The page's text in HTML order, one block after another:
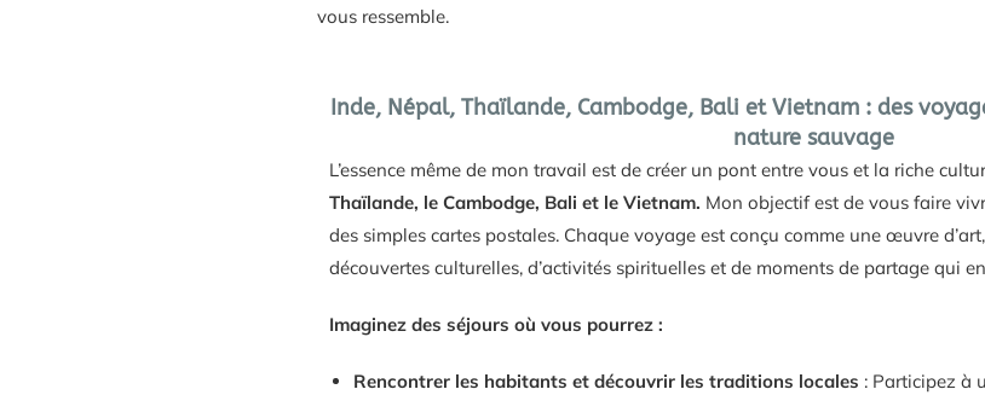
vous ressemble.
Inde, Népal, Thaïlande, Cambodge, Bali et Vietnam : des
nature sauvage
L’essence même de mon travail est de créer un pont entre vous et la riche
Thaïlande, le Cambodge, Bali et le Vietnam. Mon objectif est de vous faire
des simples cartes postales. Chaque voyage est conçu comme une œuvre
découvertes culturelles, d’activités spirituelles et de moments de partage qui
Imaginez des séjours où vous pourrez :
Rencontrer les habitants et découvrir les traditions locales : Participez à